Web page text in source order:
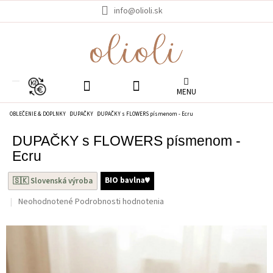
info@olioli.sk
EUR
OBLEČENIE & DOPLNKY DUPAČKY DUPAČKY s FLOWERS písmenom - Ecru
DUPAČKY s FLOWERS písmenom -
Ecru
BIO bavlna♥︎
🇸🇰 Slovenská výroba
Priemerné
produktu
Neohodnotené Podrobnosti hodnotenia